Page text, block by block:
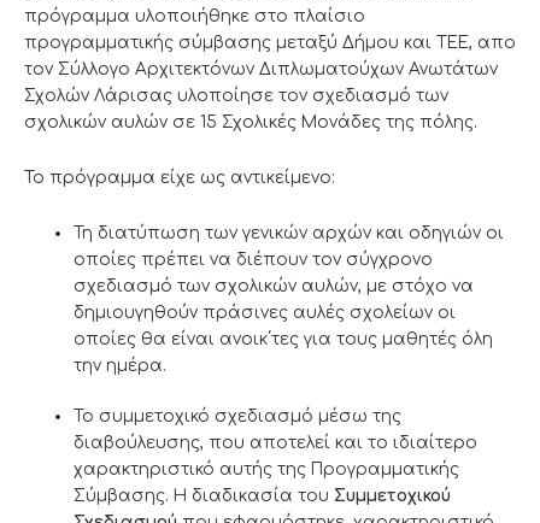
πρόγραμμα υλοποιήθηκε στο πλαίσιο
προγραμματικής σύμβασης μεταξύ Δήμου και ΤΕΕ, απο
τον Σύλλογο Αρχιτεκτόνων Διπλωματούχων Ανωτάτων
Σχολών Λάρισας υλοποίησε τον σχεδιασμό των
σχολικών αυλών σε 15 Σχολικές Μονάδες της πόλης.
Το πρόγραμμα είχε ως αντικείμενο:
Τη διατύπωση των γενικών αρχών και οδηγιών οι
οποίες πρέπει να διέπουν τον σύγχρονο
σχεδιασμό των σχολικών αυλών, με στόχο να
δημιουγηθούν πράσινες αυλές σχολείων οι
οποίες θα είναι ανοικ΄τες για τους μαθητές όλη
την ημέρα.
Το συμμετοχικό σχεδιασμό μέσω της
διαβούλευσης, που αποτελεί και το ιδιαίτερο
χαρακτηριστικό αυτής της Προγραμματικής
Σύμβασης. Η διαδικασία του Συμμετοχικού